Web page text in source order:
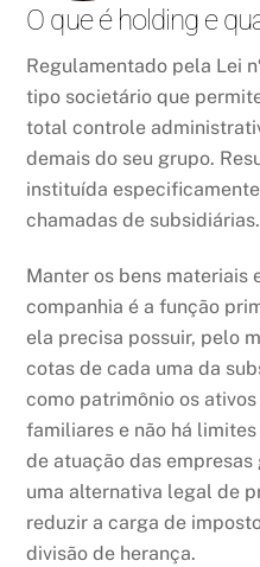
O que é holding e
Regulamentado pela Lei
tipo societário que
total controle
demais do seu grupo.
instituída
chamadas de subsidiárias.
Manter os bens materiais
companhia é a função
ela precisa possuir, pelo
cotas de cada uma da
como patrimônio os
familiares e não há
de atuação das
uma alternativa legal de
reduzir a carga de
divisão de herança.